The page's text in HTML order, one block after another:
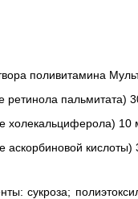
поливитамина
ретинола пальмитата)
холекальциферола) 10
аскорбиновой кислоты)
сукроза;